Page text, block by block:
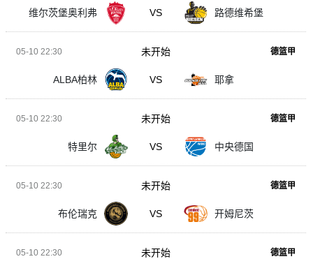
维尔茨堡奥利弗 VS 路德维希堡
05-10 22:30 德篮甲
ALBA柏林 VS 耶拿
未开始
05-10 22:30 德篮甲
特里尔 VS 中央德国
未开始
05-10 22:30 德篮甲
布伦瑞克 VS 开姆尼茨
未开始
05-10 22:30 德篮甲
未开始